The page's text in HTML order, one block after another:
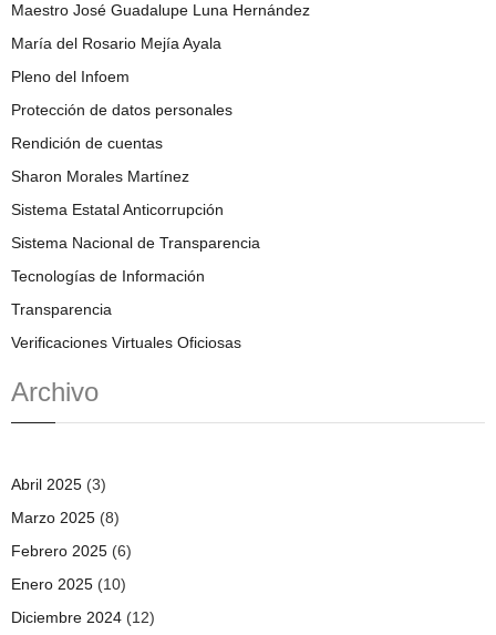
Maestro José Guadalupe Luna Hernández
María del Rosario Mejía Ayala
Pleno del Infoem
Protección de datos personales
Rendición de cuentas
Sharon Morales Martínez
Sistema Estatal Anticorrupción
Sistema Nacional de Transparencia
Tecnologías de Información
Transparencia
Verificaciones Virtuales Oficiosas
Archivo
Abril 2025 (3)
Marzo 2025 (8)
Febrero 2025 (6)
Enero 2025 (10)
Diciembre 2024 (12)